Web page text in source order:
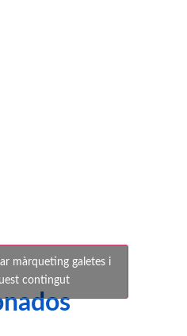
màrqueting galetes i
contingut